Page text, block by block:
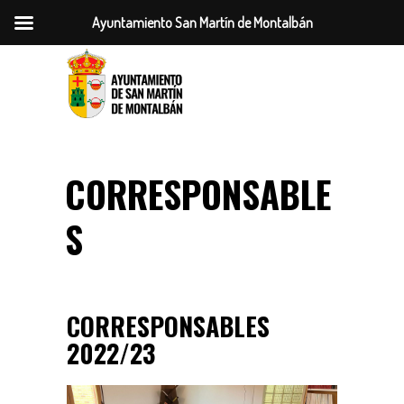
CORRESPONSABLE
S
CORRESPONSABLES
2022/23
Ayuntamiento San Martín de Montalbán